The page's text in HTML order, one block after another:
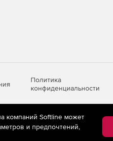
Политика
конфиденциальности
технологии
на территории
компаний Softline может
и предпочтений,